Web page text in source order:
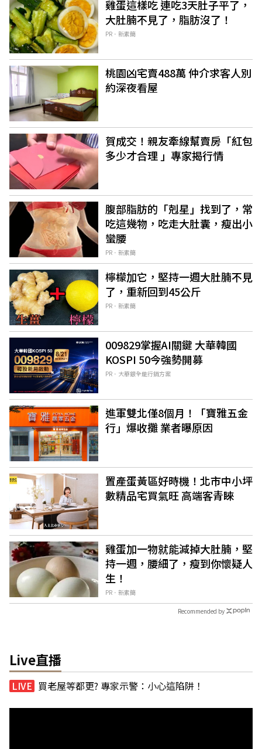
雞蛋這樣吃 連吃3天肚子平了，
大肚腩不見了，脂肪沒了！
PR．新素簡
桃園凶宅賣488萬 仲介求客人別
約深夜看屋
賀成交！親友牽線幫賣房「紅包
多少才合理 」專家揭行情
腹部脂肪的「剋星」找到了，常
吃這幾物，吃走大肚囊，瘦出小
蠻腰
PR．新素簡
檸檬加它，堅持一週大肚腩不見
了，重新回到45公斤
PR．新素簡
009829掌握AI關鍵 大華韓國
KOSPI 50今強勢開募
PR．大華銀全能行銷方案
進軍雙北僅8個月！「寶雅五金
行」爆收攤 業者曝原因
置產蛋黃區好時機！北市中小坪
數精品宅買氣旺 高端客青睞
雞蛋加一物就能減掉大肚腩，堅
持一週，腰細了，瘦到你懷疑人
生！
PR．新素簡
Recommended by
Live直播
買老屋等都更? 專家示警：小心這陷阱！